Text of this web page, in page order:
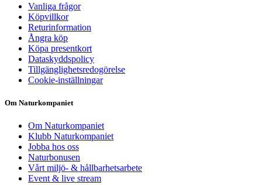
Vanliga frågor
Köpvillkor
Returinformation
Ångra köp
Köpa presentkort
Dataskyddspolicy
Tillgänglighetsredogörelse
Cookie-inställningar
Om Naturkompaniet
Om Naturkompaniet
Klubb Naturkompaniet
Jobba hos oss
Naturbonusen
Vårt miljö- & hållbarhetsarbete
Event & live stream